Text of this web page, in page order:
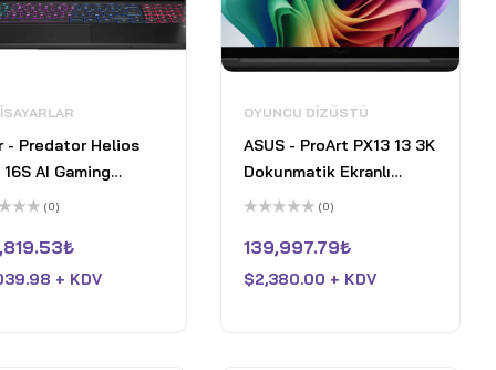
- Predator Helios
AI Gaming
- 16" OLED 240Hz
GeForce RTX
– 32GB – 1TB -
(0)
₺
+ KDV
OYUNCU DIZÜSTÜ
ASUS - ProArt PX13 13 3K
Dokunmatik Ekranlı
Dizüstü Bilgisayar -
Ryzen AI 9 HX 370 -
32GB Bellek - RTX 4050
üzerinden
0
aldı
(0)
139,997.79₺
$2,380.00 + KDV